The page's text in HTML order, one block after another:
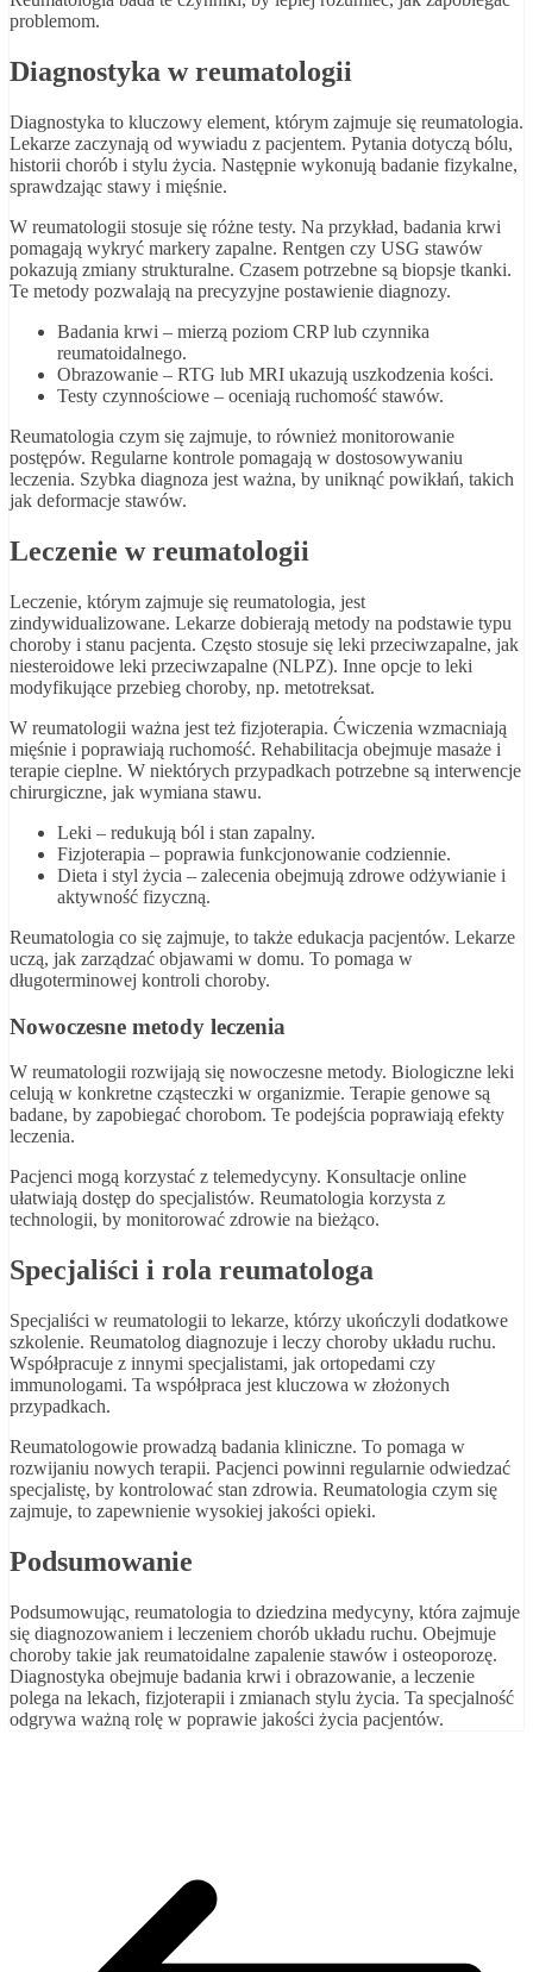
problemom.
Diagnostyka w reumatologii
Diagnostyka to kluczowy element, którym zajmuje się reumatologia.
Lekarze zaczynają od wywiadu z pacjentem. Pytania dotyczą bólu,
historii chorób i stylu życia. Następnie wykonują badanie fizykalne,
sprawdzając stawy i mięśnie.
W reumatologii stosuje się różne testy. Na przykład, badania krwi
pomagają wykryć markery zapalne. Rentgen czy USG stawów
pokazują zmiany strukturalne. Czasem potrzebne są biopsje tkanki.
Te metody pozwalają na precyzyjne postawienie diagnozy.
Badania krwi – mierzą poziom CRP lub czynnika
reumatoidalnego.
Obrazowanie – RTG lub MRI ukazują uszkodzenia kości.
Testy czynnościowe – oceniają ruchomość stawów.
Reumatologia czym się zajmuje, to również monitorowanie
postępów. Regularne kontrole pomagają w dostosowywaniu
leczenia. Szybka diagnoza jest ważna, by uniknąć powikłań, takich
jak deformacje stawów.
Leczenie w reumatologii
Leczenie, którym zajmuje się reumatologia, jest
zindywidualizowane. Lekarze dobierają metody na podstawie typu
choroby i stanu pacjenta. Często stosuje się leki przeciwzapalne, jak
niesteroidowe leki przeciwzapalne (NLPZ). Inne opcje to leki
modyfikujące przebieg choroby, np. metotreksat.
W reumatologii ważna jest też fizjoterapia. Ćwiczenia wzmacniają
mięśnie i poprawiają ruchomość. Rehabilitacja obejmuje masaże i
terapie cieplne. W niektórych przypadkach potrzebne są interwencje
chirurgiczne, jak wymiana stawu.
Leki – redukują ból i stan zapalny.
Fizjoterapia – poprawia funkcjonowanie codziennie.
Dieta i styl życia – zalecenia obejmują zdrowe odżywianie i
aktywność fizyczną.
Reumatologia co się zajmuje, to także edukacja pacjentów. Lekarze
uczą, jak zarządzać objawami w domu. To pomaga w
długoterminowej kontroli choroby.
Nowoczesne metody leczenia
W reumatologii rozwijają się nowoczesne metody. Biologiczne leki
celują w konkretne cząsteczki w organizmie. Terapie genowe są
badane, by zapobiegać chorobom. Te podejścia poprawiają efekty
leczenia.
Pacjenci mogą korzystać z telemedycyny. Konsultacje online
ułatwiają dostęp do specjalistów. Reumatologia korzysta z
technologii, by monitorować zdrowie na bieżąco.
Specjaliści i rola reumatologa
Specjaliści w reumatologii to lekarze, którzy ukończyli dodatkowe
szkolenie. Reumatolog diagnozuje i leczy choroby układu ruchu.
Współpracuje z innymi specjalistami, jak ortopedami czy
immunologami. Ta współpraca jest kluczowa w złożonych
przypadkach.
Reumatologowie prowadzą badania kliniczne. To pomaga w
rozwijaniu nowych terapii. Pacjenci powinni regularnie odwiedzać
specjalistę, by kontrolować stan zdrowia. Reumatologia czym się
zajmuje, to zapewnienie wysokiej jakości opieki.
Podsumowanie
Podsumowując, reumatologia to dziedzina medycyny, która zajmuje
się diagnozowaniem i leczeniem chorób układu ruchu. Obejmuje
choroby takie jak reumatoidalne zapalenie stawów i osteoporozę.
Diagnostyka obejmuje badania krwi i obrazowanie, a leczenie
polega na lekach, fizjoterapii i zmianach stylu życia. Ta specjalność
odgrywa ważną rolę w poprawie jakości życia pacjentów.